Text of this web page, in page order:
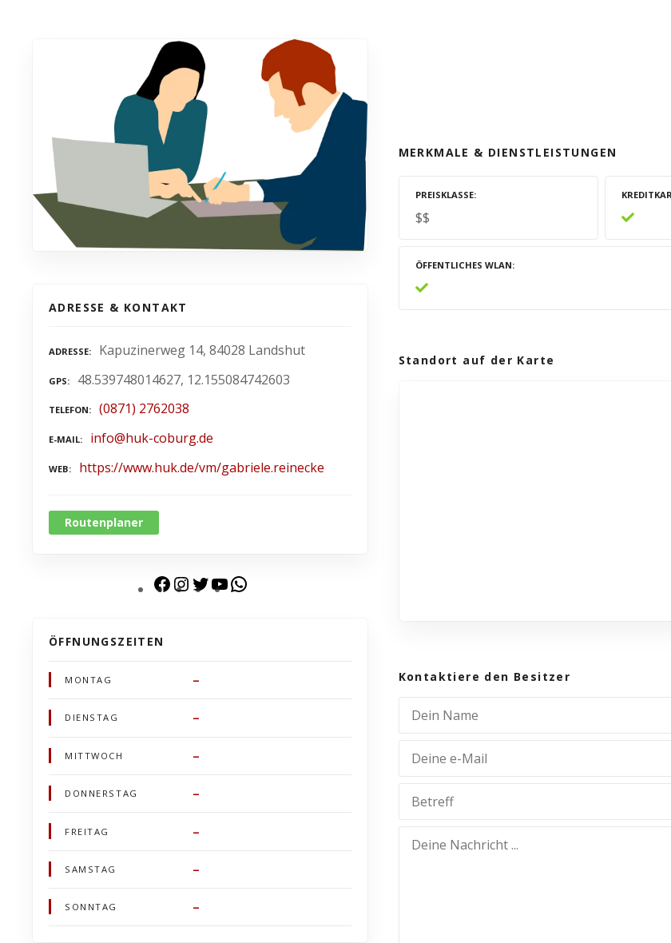
ADRESSE & KONTAKT
ADRESSE Kapuzinerweg 14, 84028 Landshut
GPS 48.539748014627, 12.155084742603
TELEFON (0871) 2762038
E-MAIL info@huk-coburg.de
WEB https://www.huk.de/vm/gabriele.reinecke
Routenplaner
ÖFFNUNGSZEITEN
MONTAG –
DIENSTAG –
MITTWOCH –
DONNERSTAG –
FREITAG –
SAMSTAG –
SONNTAG –
MERKMALE & DIENSTLEISTUNGEN
PREISKLASSE
$$
ÖFFENTLICHES WLAN
Standort auf der Karte
Kontaktiere den Besitzer